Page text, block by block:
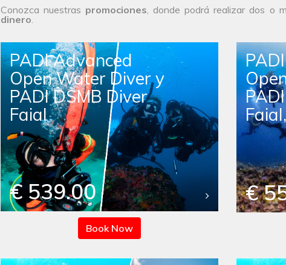
Conozca nuestras promociones, donde podrá realizar dos o
dinero.
PADI Advanced
Open Water Diver y
PADI DSMB Diver
Faial
€ 539.00
Book Now
€